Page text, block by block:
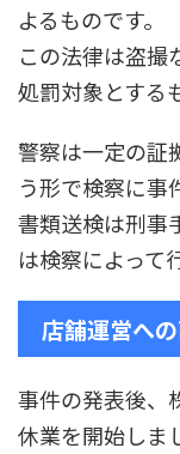
よるものです。
この法律は盗撮
処罰対象とする
警察は一定の証
う形で検察に事
書類送検は刑事
は検察によって
店舗運営へ
事件の発表後、
休業を開始しま